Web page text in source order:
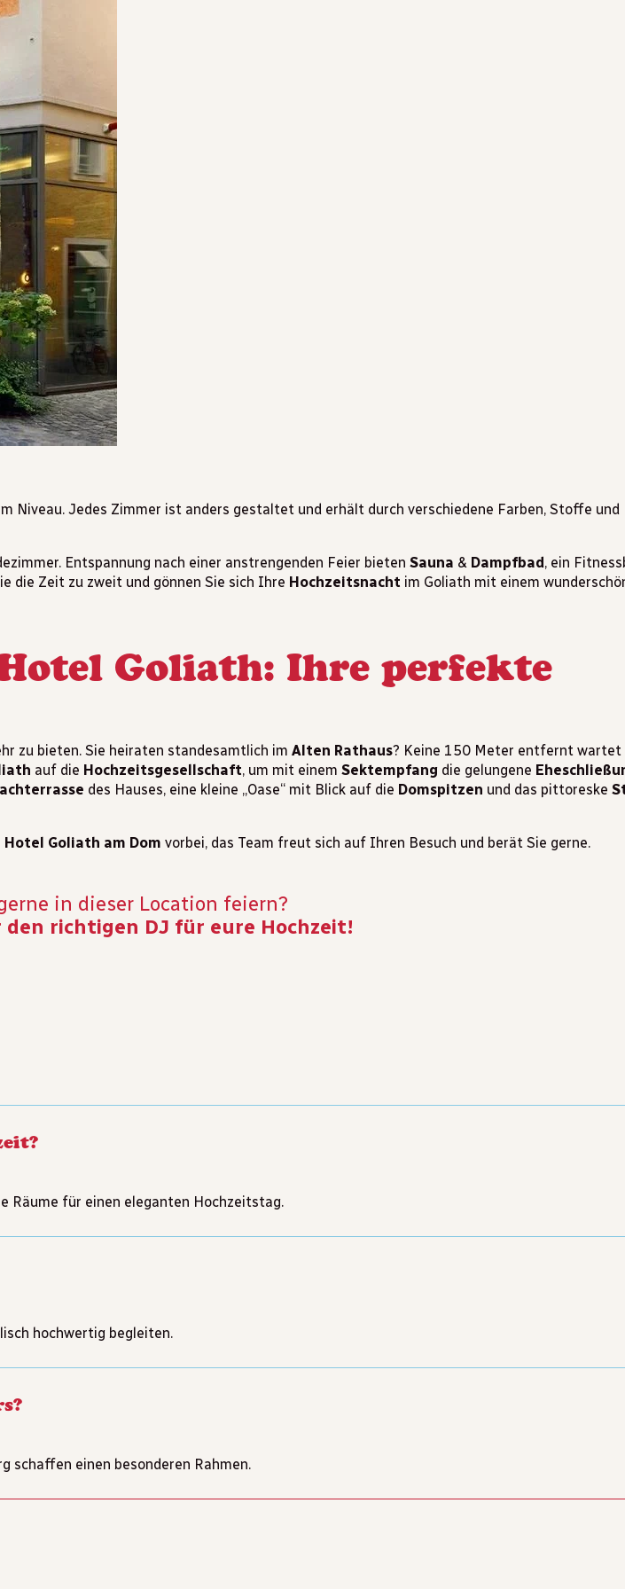
Niveau. Jedes Zimmer ist anders gestaltet und erhält durch verschiedene Farben, Stoffe und
Entspannung nach einer anstrengenden Feier bieten Sauna & Dampfbad, ein
die Zeit zu zweit und gönnen Sie sich Ihre Hochzeitsnacht im Goliath mit einem
Goliath: Ihre perfekte
zu bieten. Sie heiraten standesamtlich im Alten Rathaus? Keine 150 Meter entfernt wartet
auf die Hochzeitsgesellschaft, um mit einem Sektempfang die gelungene
des Hauses, eine kleine „Oase“ mit Blick auf die Domspitzen und das pittoreske
Hotel Goliath am Dom vorbei, das Team freut sich auf Ihren Besuch und berät Sie gerne.
in dieser Location feiern?
den richtigen DJ für eure Hochzeit!
Räume für einen eleganten Hochzeitstag.
hochwertig begleiten.
schaffen einen besonderen Rahmen.